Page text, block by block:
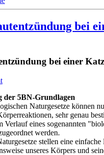
bei
bei einer
der 5BN-Grundlagen
Naturgesetze können
sehr genau
Verlauf eines sogenannten
werden.
stellen eine einfache
unseres Körpers und